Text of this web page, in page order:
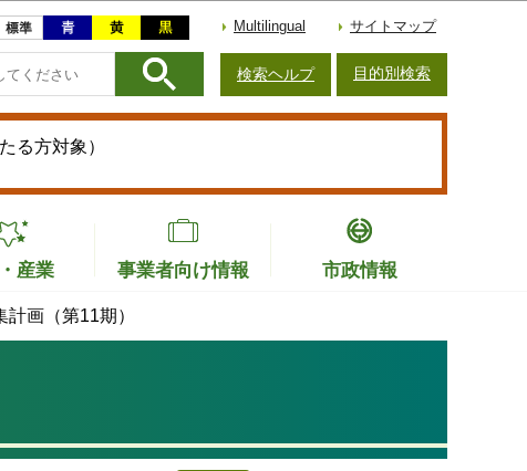
Multilingual サイトマップ
検索ヘルプ 目的別検索
る方対象）
産業 事業者向け情報 市政情報
画（第11期）